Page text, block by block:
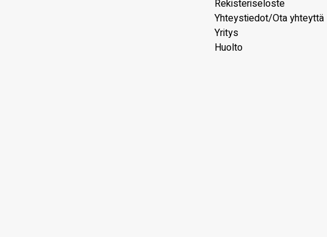
Rekisteriseloste
Yhteystiedot/Ota yhteyttä
Yritys
Huolto